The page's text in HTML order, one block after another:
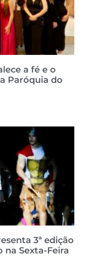
a fé e o
Paróquia do
3ª edição
na Sexta-Feira